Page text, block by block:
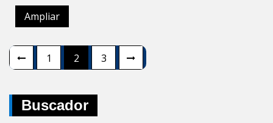
Ampliar
Navegación
de
entradas
1 2 3
Buscador